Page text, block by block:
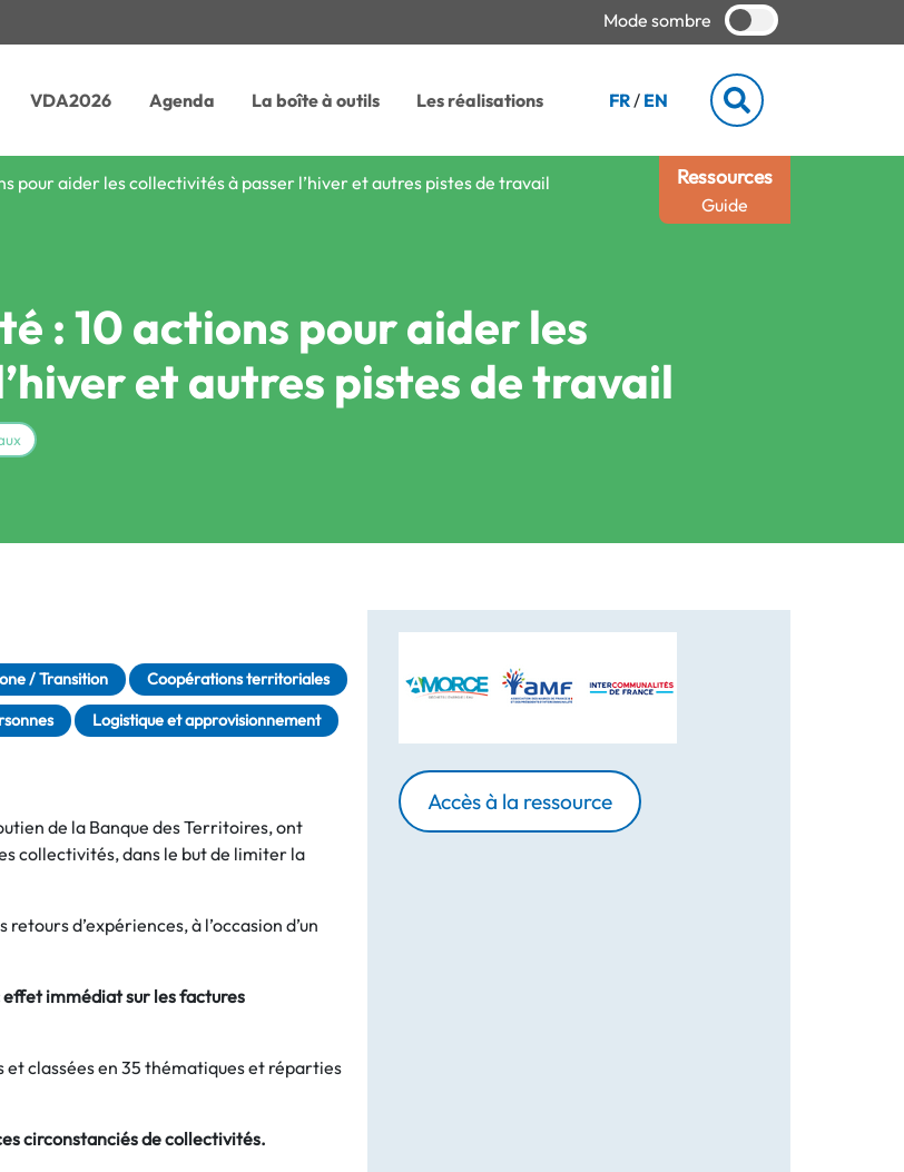
Mode sombre
VDA2026 Agenda La boîte à outils Les réalisations FR / EN
Ressources
Guide
pour aider les collectivités à passer l’hiver et autres pistes de travail
: 10 actions pour aider les
et autres pistes de travail
/ Transition Coopérations territoriales
Logistique et approvisionnement
de la Banque des Territoires, ont
collectivités, dans le but de limiter la
d’expériences, à l’occasion d’un
immédiat sur les factures
classées en 35 thématiques et réparties
circonstanciés de collectivités.
Accès à la ressource